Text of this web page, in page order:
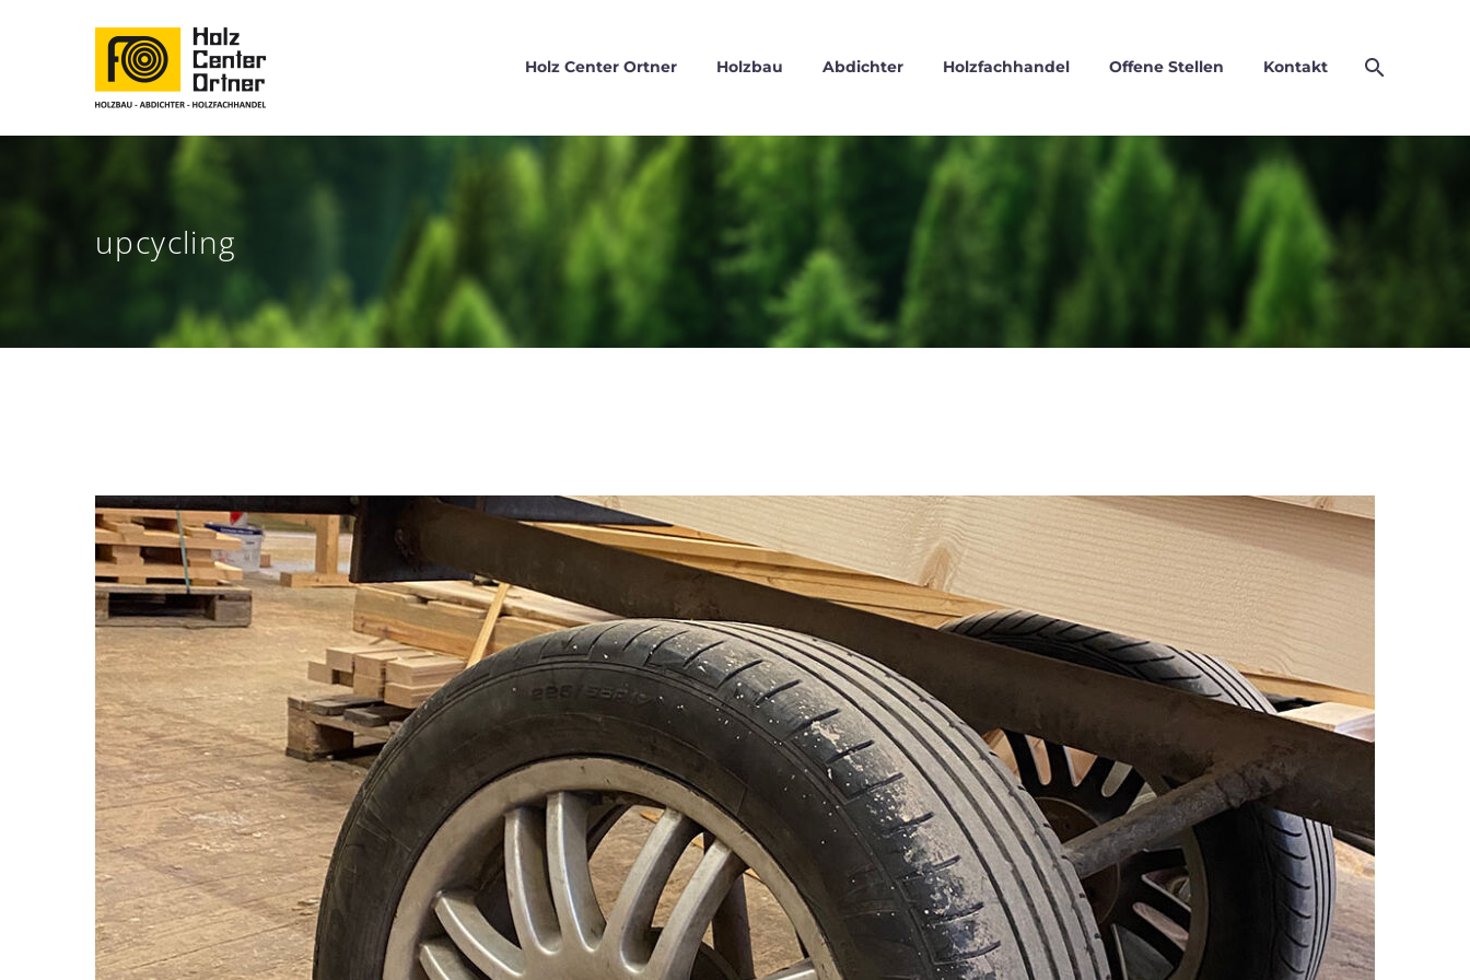
Holz Center Ortner Holzbau Abdichter Holzfachhandel Offene Stellen Kontakt
upcycling